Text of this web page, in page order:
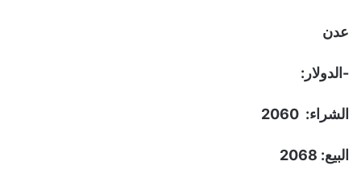
عدن
-الدولار:
الشراء: 2060
البيع: 2068